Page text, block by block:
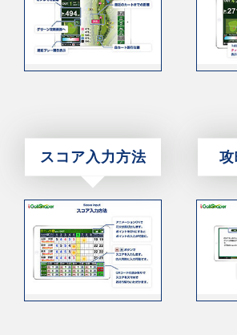
スコア入力方法